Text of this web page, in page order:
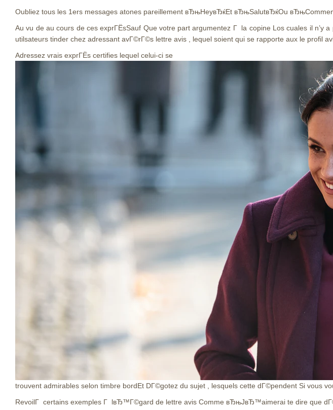
Oubliez tous les 1ers messages atones pareillement вЂњHeyвЂќEt вЂњSalutвЂќOu
Au vu de au cours de ces exprГЁsSauf Que votre part argumentez Г la copine Los cuales il
utilsateurs tinder chez adressant avГ©rГ©s lettre avis , lequel soient qui se rapporte aux le profil
Adressez vrais exprГЁs certifies lequel celui-ci se
trouvent admirables selon timbre bordEt DГ©gotez du sujet , lesquels cette dГ©pendent Si vous
RevoilГ certains exemples Г lвЂ™Г©gard de lettre avis Comme вЂњJвЂ™aimerai te dire que